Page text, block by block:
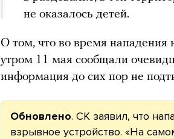
не оказалось детей.
О том, что во время нападения
утром 11 мая сообщали
информация до сих пор не
Обновлено. СК заявил, что
взрывное устройство. «На